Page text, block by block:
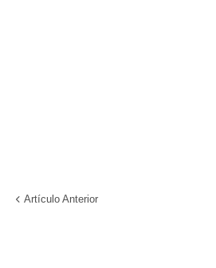
Artículo Anterior